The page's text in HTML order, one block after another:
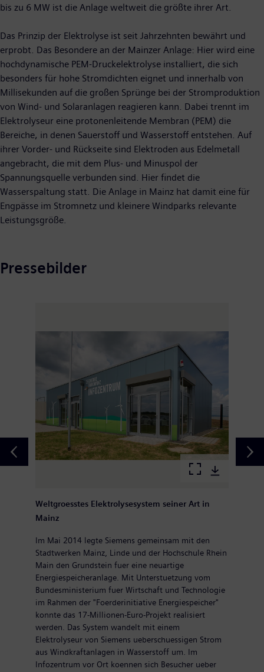
bis zu 6 MW ist die Anlage weltweit die größte ihrer Art.
Das Prinzip der Elektrolyse ist seit Jahrzehnten bewährt und
erprobt. Das Besondere an der Mainzer Anlage: Hier wird eine
hochdynamische PEM-Druckelektrolyse installiert, die sich
besonders für hohe Stromdichten eignet und innerhalb von
Millisekunden auf die großen Sprünge bei der Stromproduktion
von Wind- und Solaranlagen reagieren kann. Dabei trennt im
Elektrolyseur eine protonenleitende Membran (PEM) die
Bereiche, in denen Sauerstoff und Wasserstoff entstehen. Auf
ihrer Vorder- und Rückseite sind Elektroden aus Edelmetall
angebracht, die mit dem Plus- und Minuspol der
Spannungsquelle verbunden sind. Hier findet die
Wasserspaltung statt. Die Anlage in Mainz hat damit eine für
Engpässe im Stromnetz und kleinere Windparks relevante
Leistungsgröße.
Pressebilder
Weltgroesstes Elektrolysesystem seiner Art in
Mainz
Im Mai 2014 legte Siemens gemeinsam mit den
Stadtwerken Mainz, Linde und der Hochschule Rhein
Main den Grundstein fuer eine neuartige
Energiespeicheranlage. Mit Unterstuetzung vom
Bundesministerium fuer Wirtschaft und Technologie
im Rahmen der "Foerderinitiative Energiespeicher"
konnte das 17-Millionen-Euro-Projekt realisiert
werden. Das System wandelt mit einem
Elektrolyseur von Siemens ueberschuessigen Strom
aus Windkraftanlagen in Wasserstoff um. Im
Infozentrum vor Ort koennen sich Besucher ueber